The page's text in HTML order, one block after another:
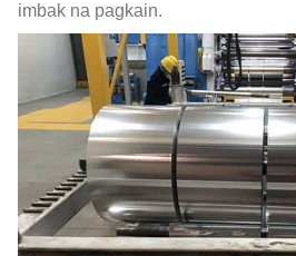
imbak na pagkain.